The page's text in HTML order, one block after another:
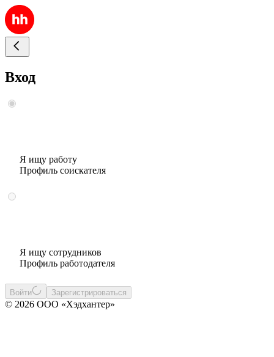
Вход
Я ищу работу
Профиль соискателя
Я ищу сотрудников
Профиль работодателя
Войти Зарегистрироваться
© 2026 ООО «Хэдхантер»